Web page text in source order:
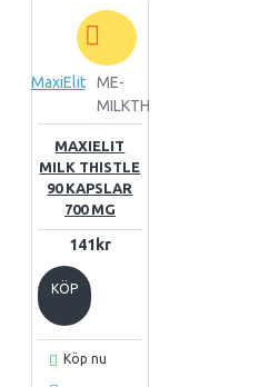
MaxiElit
ME-
MILKTH
MAXIELIT
MILK THISTLE
90 KAPSLAR
700 MG
141kr
KÖP
Köp nu